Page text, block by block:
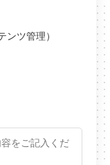
ンツ管理）